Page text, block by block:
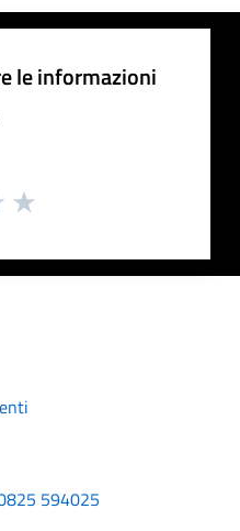
le informazioni
594025